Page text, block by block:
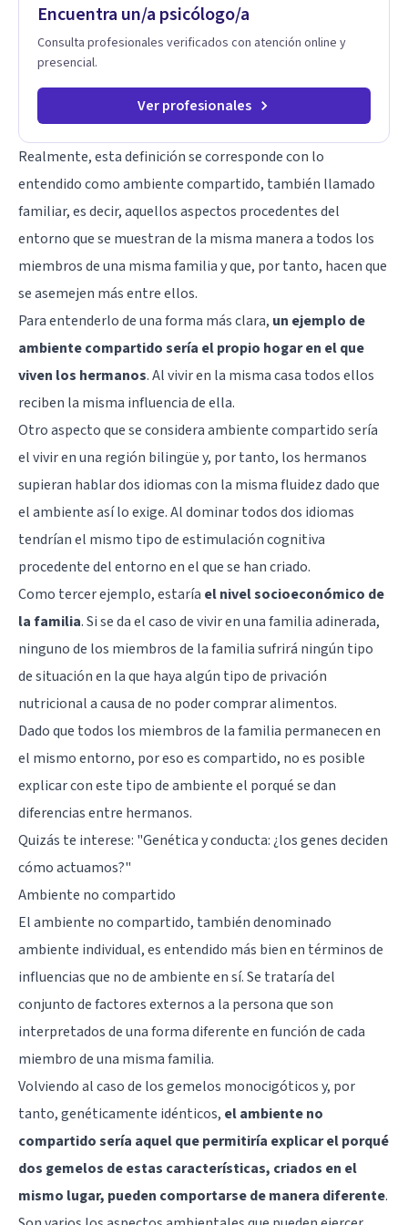
Encuentra un/a psicólogo/a
Consulta profesionales verificados con atención online y
presencial.
Ver profesionales
Realmente, esta definición se corresponde con lo
entendido como ambiente compartido, también llamado
familiar, es decir, aquellos aspectos procedentes del
entorno que se muestran de la misma manera a todos los
miembros de una misma familia y que, por tanto, hacen que
se asemejen más entre ellos.
Para entenderlo de una forma más clara, un ejemplo de
ambiente compartido sería el propio hogar en el que
viven los hermanos. Al vivir en la misma casa todos ellos
reciben la misma influencia de ella.
Otro aspecto que se considera ambiente compartido sería
el vivir en una región bilingüe y, por tanto, los hermanos
supieran hablar dos idiomas con la misma fluidez dado que
el ambiente así lo exige. Al dominar todos dos idiomas
tendrían el mismo tipo de estimulación cognitiva
procedente del entorno en el que se han criado.
Como tercer ejemplo, estaría el nivel socioeconómico de
la familia. Si se da el caso de vivir en una familia adinerada,
ninguno de los miembros de la familia sufrirá ningún tipo
de situación en la que haya algún tipo de privación
nutricional a causa de no poder comprar alimentos.
Dado que todos los miembros de la familia permanecen en
el mismo entorno, por eso es compartido, no es posible
explicar con este tipo de ambiente el porqué se dan
diferencias entre hermanos.
Quizás te interese: "Genética y conducta: ¿los genes deciden
cómo actuamos?"
Ambiente no compartido
El ambiente no compartido, también denominado
ambiente individual, es entendido más bien en términos de
influencias que no de ambiente en sí. Se trataría del
conjunto de factores externos a la persona que son
interpretados de una forma diferente en función de cada
miembro de una misma familia.
Volviendo al caso de los gemelos monocigóticos y, por
tanto, genéticamente idénticos, el ambiente no
compartido sería aquel que permitiría explicar el porqué
dos gemelos de estas características, criados en el
mismo lugar, pueden comportarse de manera diferente.